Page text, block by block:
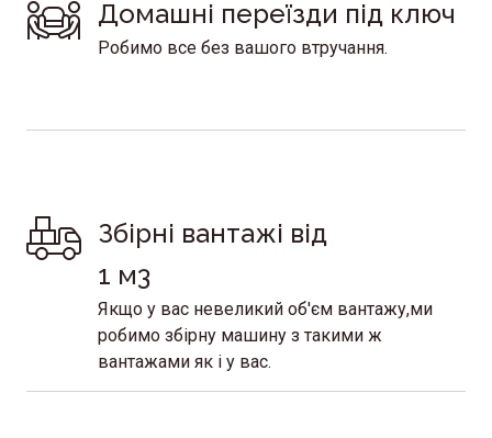
Домашні переїзди під ключ
Робимо все без вашого втручання.
Збірні вантажі від
1 м3
Якщо у вас невеликий об'єм вантажу,ми
робимо збірну машину з такими ж
вантажами як і у вас.